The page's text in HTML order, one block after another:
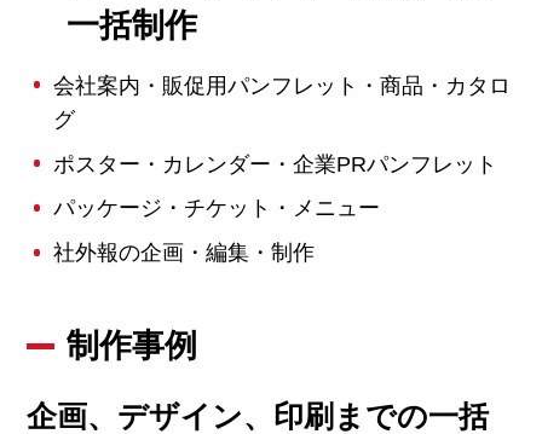
一括制作
会社案内・販促用パンフレット・商品・カタロ
グ
ポスター・カレンダー・企業PRパンフレット
パッケージ・チケット・メニュー
社外報の企画・編集・制作
制作事例
企画、デザイン、印刷までの一括